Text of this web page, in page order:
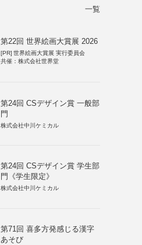
一覧
第22回 世界絵画大賞展 2026
[PR] 世界絵画大賞展 実行委員会
共催：株式会社世界堂
第24回 CSデザイン賞 一般部
門
株式会社中川ケミカル
第24回 CSデザイン賞 学生部
門《学生限定》
株式会社中川ケミカル
第71回 喜多方発感じる漢字
あそび